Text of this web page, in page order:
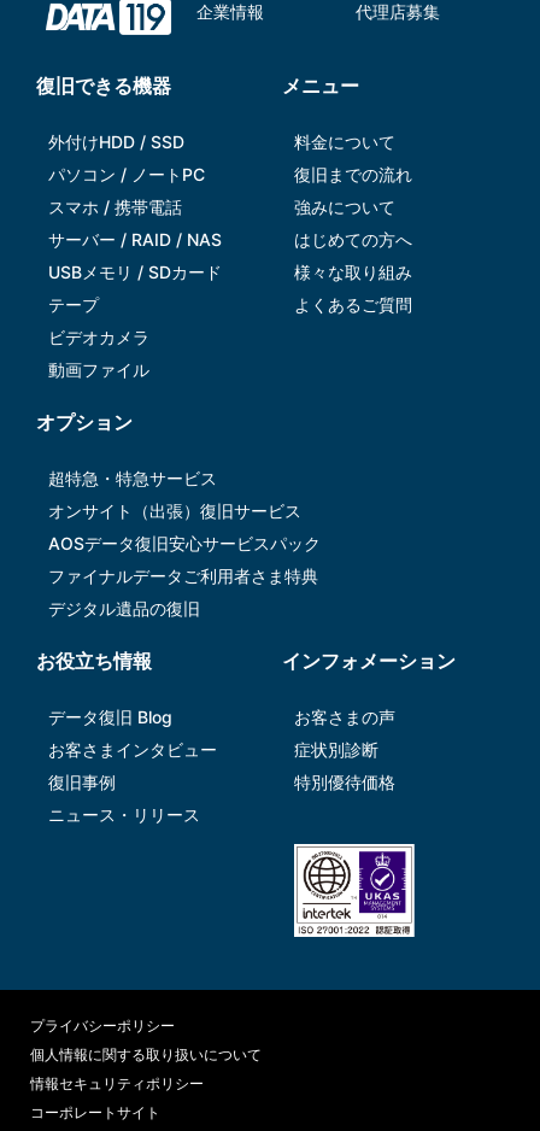
企業情報 代理店募集
復旧できる機器
外付けHDD / SSD
パソコン / ノートPC
スマホ / 携帯電話
サーバー / RAID / NAS
USBメモリ / SDカード
テープ
ビデオカメラ
動画ファイル
メニュー
料金について
復旧までの流れ
強みについて
はじめての方へ
様々な取り組み
よくあるご質問
オプション
超特急・特急サービス
オンサイト（出張）復旧サービス
AOSデータ復旧安⼼サービスパック
ファイナルデータご利⽤者さま特典
デジタル遺品の復旧
お役立ち情報
データ復旧 Blog
お客さまインタビュー
復旧事例
ニュース・リリース
インフォメーション
お客さまの声
症状別診断
特別優待価格
プライバシーポリシー
個人情報に関する取り扱いについて
情報セキュリティポリシー
コーポレートサイト